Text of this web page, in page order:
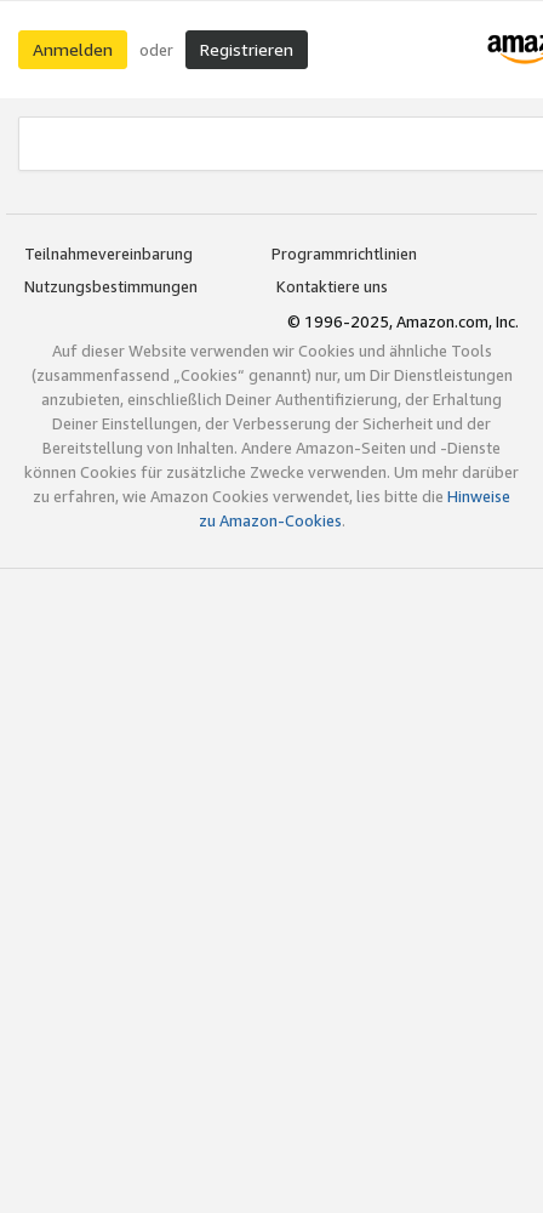
Anmelden oder Registrieren
Teilnahmevereinbarung
Programmrichtlinien
Nutzungsbestimmungen
Kontaktiere uns
© 1996-2025, Amazon.com, Inc.
Auf dieser Website verwenden wir Cookies und ähnliche Tools
(zusammenfassend „Cookies“ genannt) nur, um Dir Dienstleistungen
anzubieten, einschließlich Deiner Authentifizierung, der Erhaltung
Deiner Einstellungen, der Verbesserung der Sicherheit und der
Bereitstellung von Inhalten. Andere Amazon-Seiten und -Dienste
können Cookies für zusätzliche Zwecke verwenden. Um mehr darüber
zu erfahren, wie Amazon Cookies verwendet, lies bitte die Hinweise
zu Amazon-Cookies.